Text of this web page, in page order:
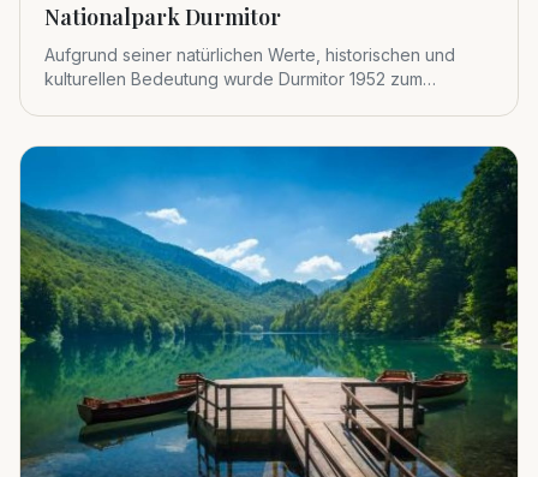
Nationalpark Durmitor
Aufgrund seiner natürlichen Werte, historischen und
kulturellen Bedeutung wurde Durmitor 1952 zum